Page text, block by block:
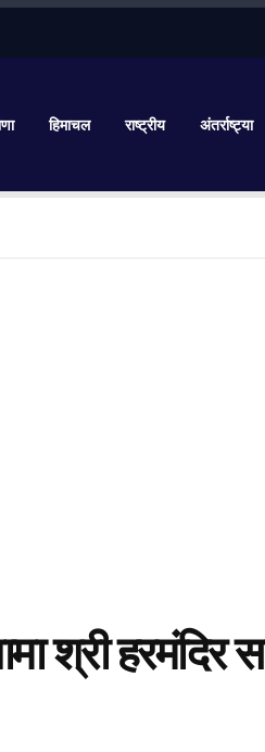
हिमाचल राष्ट्रीय अंतर्राष्ट्या
श्री हरमंदिर